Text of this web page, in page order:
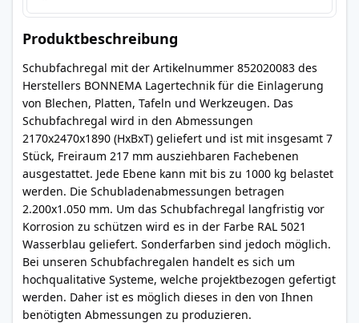
Produktbeschreibung
Schubfachregal mit der Artikelnummer 852020083 des
Herstellers BONNEMA Lagertechnik für die Einlagerung
von Blechen, Platten, Tafeln und Werkzeugen. Das
Schubfachregal wird in den Abmessungen
2170x2470x1890 (HxBxT) geliefert und ist mit insgesamt 7
Stück, Freiraum 217 mm ausziehbaren Fachebenen
ausgestattet. Jede Ebene kann mit bis zu 1000 kg belastet
werden. Die Schubladenabmessungen betragen
2.200x1.050 mm. Um das Schubfachregal langfristig vor
Korrosion zu schützen wird es in der Farbe RAL 5021
Wasserblau geliefert. Sonderfarben sind jedoch möglich.
Bei unseren Schubfachregalen handelt es sich um
hochqualitative Systeme, welche projektbezogen gefertigt
werden. Daher ist es möglich dieses in den von Ihnen
benötigten Abmessungen zu produzieren.